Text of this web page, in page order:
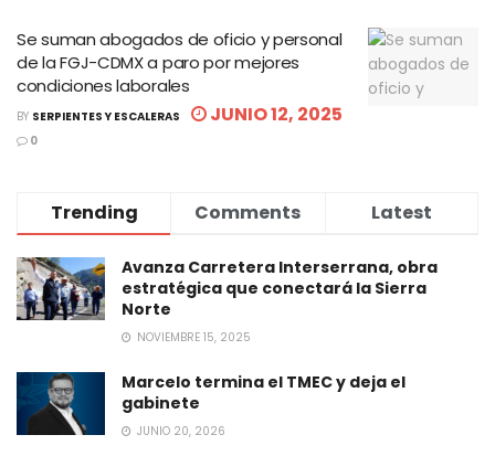
Se suman abogados de oficio y personal
de la FGJ-CDMX a paro por mejores
condiciones laborales
BY SERPIENTES Y ESCALERAS JUNIO 12, 2025
0
Trending Comments Latest
Avanza Carretera Interserrana, obra
estratégica que conectará la Sierra
Norte
NOVIEMBRE 15, 2025
Marcelo termina el TMEC y deja el
gabinete
JUNIO 20, 2026